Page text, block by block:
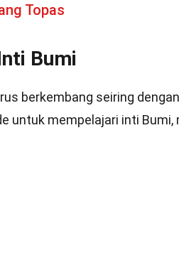
Topas
Bumi
berkembang seiring
untuk mempelajari inti